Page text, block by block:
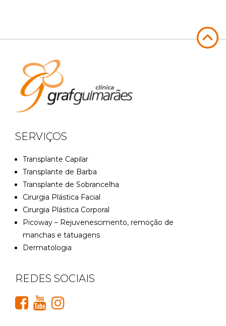
SERVIÇOS
Transplante Capilar
Transplante de Barba
Transplante de Sobrancelha
Cirurgia Plástica Facial
Cirurgia Plástica Corporal
Picoway – Rejuvenescimento, remoção de
manchas e tatuagens
Dermatologia
REDES SOCIAIS